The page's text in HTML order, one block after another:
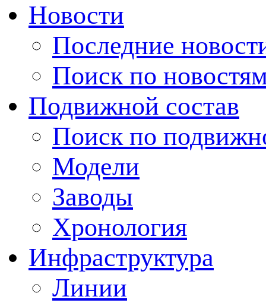
Новости
Последние
Поиск по
Подвижной состав
Поиск по
Модели
Заводы
Хронология
Инфраструктура
Линии